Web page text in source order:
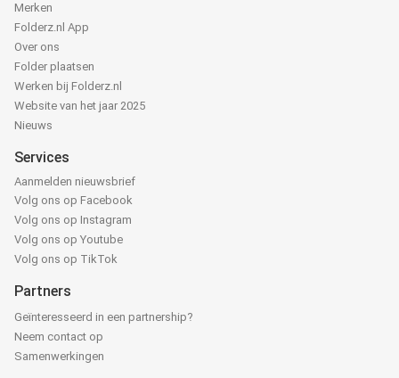
Merken
Folderz.nl App
Over ons
Folder plaatsen
Werken bij Folderz.nl
Website van het jaar 2025
Nieuws
Services
Aanmelden nieuwsbrief
Volg ons op Facebook
Volg ons op Instagram
Volg ons op Youtube
Volg ons op TikTok
Partners
Geïnteresseerd in een partnership?
Neem contact op
Samenwerkingen